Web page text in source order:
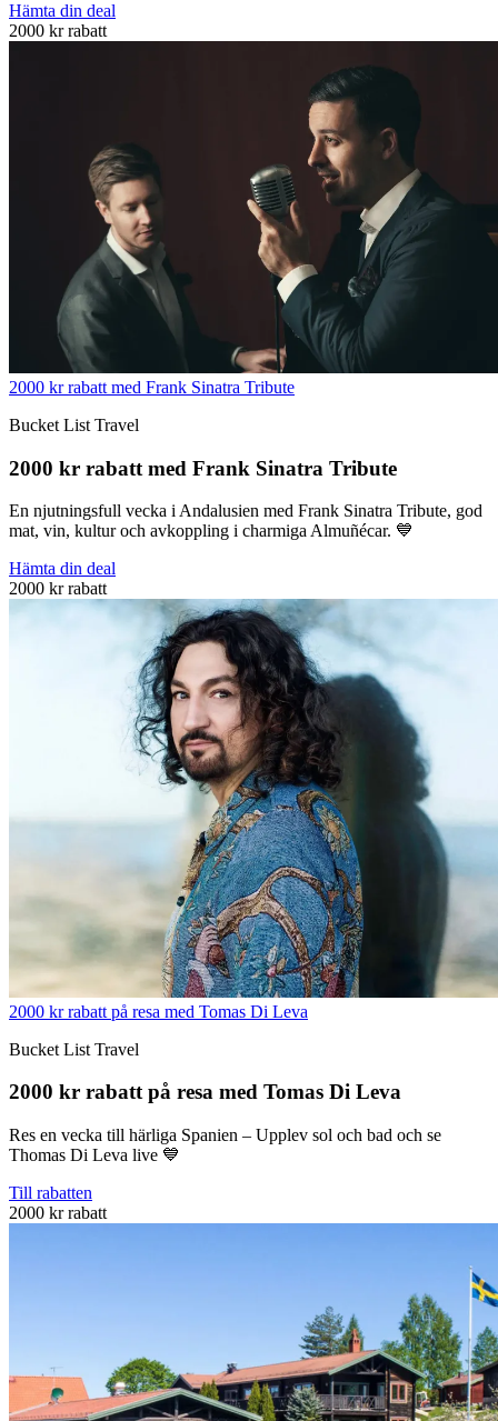
Hämta din deal
2000 kr rabatt
2000 kr rabatt med Frank Sinatra Tribute
Bucket List Travel
2000 kr rabatt med Frank Sinatra Tribute
En njutningsfull vecka i Andalusien med Frank Sinatra Tribute, god
mat, vin, kultur och avkoppling i charmiga Almuñécar. 💙
Hämta din deal
2000 kr rabatt
2000 kr rabatt på resa med Tomas Di Leva
Bucket List Travel
2000 kr rabatt på resa med Tomas Di Leva
Res en vecka till härliga Spanien – Upplev sol och bad och se
Thomas Di Leva live 💙
Till rabatten
2000 kr rabatt